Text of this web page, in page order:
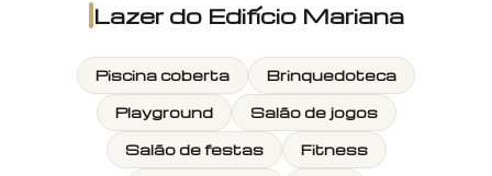
Lazer do Edifício Mariana
Piscina coberta
Brinquedoteca
Playground
Salão de jogos
Salão de festas
Fitness